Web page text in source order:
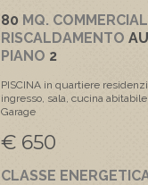
80 MQ.
RISCALDAMENTO
PIANO 2
PISCINA in quartiere
ingresso, sala, cucina
Garage
€ 650
CLASSE